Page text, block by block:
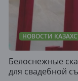
НОВОСТИ
Белоснежные
для свадебной